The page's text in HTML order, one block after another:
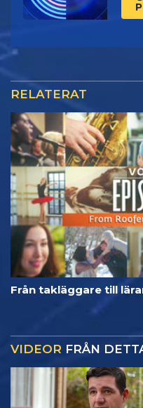
RELATERAT
Från takläggare till
VIDEOR FRÅN